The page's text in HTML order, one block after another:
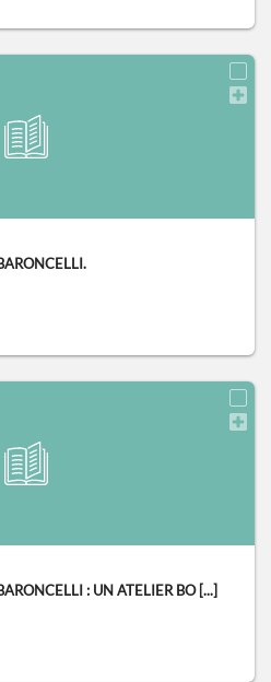
: UN ATELIER BO [...]